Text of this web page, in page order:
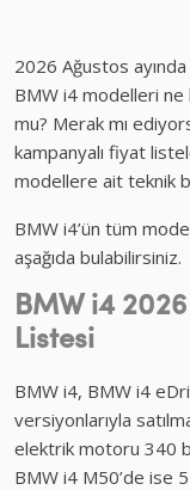
2026 Ağustos
BMW i4 modelleri
mu? Merak mı
kampanyalı fiyat
modellere ait teknik
BMW i4’ün tüm
aşağıda bulabilirsiniz.
BMW i4
Listesi
BMW i4, BMW i4
versiyonlarıyla
elektrik motoru 340
BMW i4 M50’de ise